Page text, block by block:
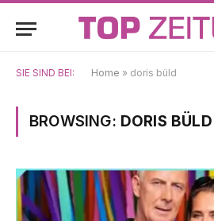
SIE SIND BEI: Home » doris büld
BROWSING: DORIS BÜLD